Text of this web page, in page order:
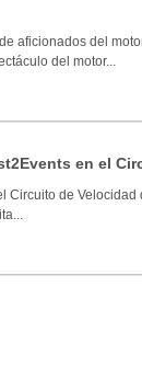
aficionados del
del motor...
en el
de Velocidad